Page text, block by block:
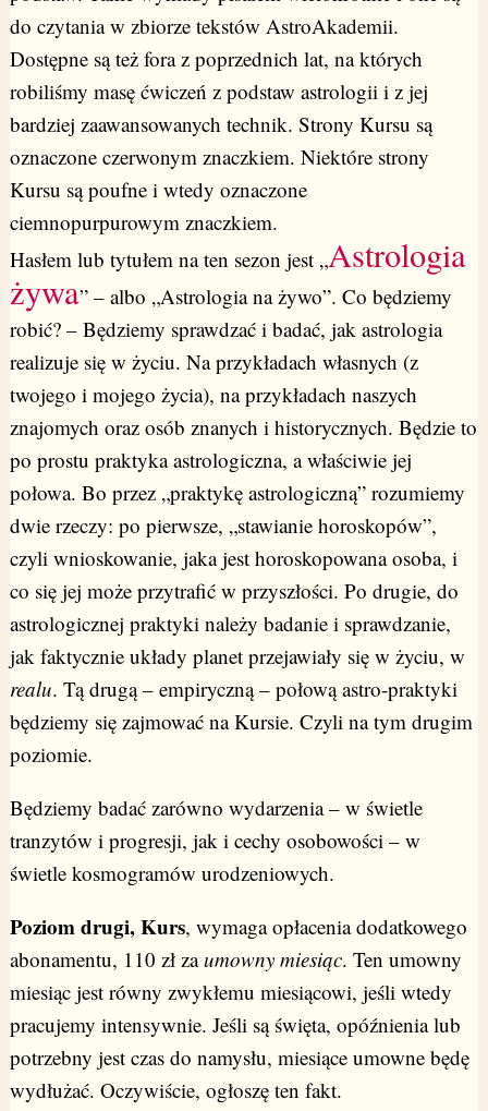
do czytania w zbiorze tekstów AstroAkademii.
Dostępne są też fora z poprzednich lat, na których
robiliśmy masę ćwiczeń z podstaw astrologii i z jej
bardziej zaawansowanych technik. Strony Kursu są
oznaczone czerwonym znaczkiem. Niektóre strony
Kursu są poufne i wtedy oznaczone
ciemnopurpurowym znaczkiem.
Hasłem lub tytułem na ten sezon jest „Astrologia
żywa” – albo „Astrologia na żywo”. Co będziemy
robić? – Będziemy sprawdzać i badać, jak astrologia
realizuje się w życiu. Na przykładach własnych (z
twojego i mojego życia), na przykładach naszych
znajomych oraz osób znanych i historycznych. Będzie to
po prostu praktyka astrologiczna, a właściwie jej
połowa. Bo przez „praktykę astrologiczną” rozumiemy
dwie rzeczy: po pierwsze, „stawianie horoskopów”,
czyli wnioskowanie, jaka jest horoskopowana osoba, i
co się jej może przytrafić w przyszłości. Po drugie, do
astrologicznej praktyki należy badanie i sprawdzanie,
jak faktycznie układy planet przejawiały się w życiu, w
realu. Tą drugą – empiryczną – połową astro-praktyki
będziemy się zajmować na Kursie. Czyli na tym drugim
poziomie.
Będziemy badać zarówno wydarzenia – w świetle
tranzytów i progresji, jak i cechy osobowości – w
świetle kosmogramów urodzeniowych.
Poziom drugi, Kurs, wymaga opłacenia dodatkowego
abonamentu, 110 zł zaumowny miesiąc. Ten umowny
miesiąc jest równy zwykłemu miesiącowi, jeśli wtedy
pracujemy intensywnie. Jeśli są święta, opóźnienia lub
potrzebny jest czas do namysłu, miesiące umowne będę
wydłużać. Oczywiście, ogłoszę ten fakt.